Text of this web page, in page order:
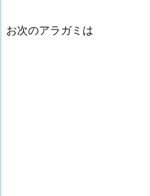
お次のアラガミは